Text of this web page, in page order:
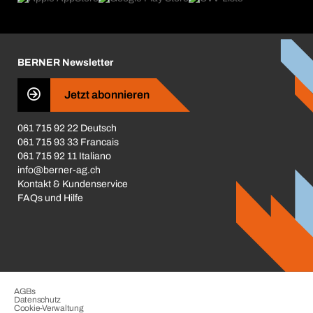
Business Conduct
BERNER Newsletter
Jetzt abonnieren
061 715 92 22 Deutsch
061 715 93 33 Francais
061 715 92 11 Italiano
info@berner-ag.ch
Kontakt & Kundenservice
FAQs und Hilfe
AGBs
Datenschutz
Cookie-Verwaltung